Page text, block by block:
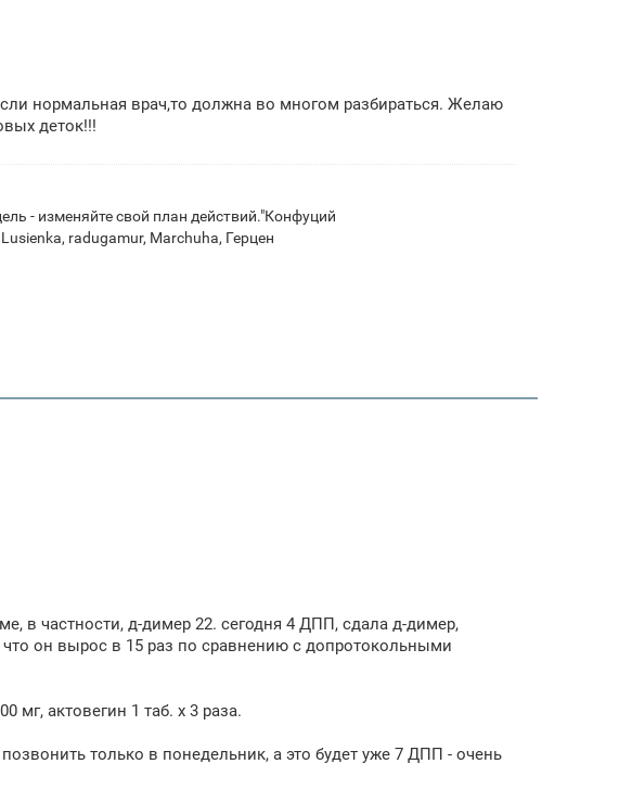
нормальная врач,то должна во многом разбираться. Желаю
деток!!!
- изменяйте свой план действий."Конфуций
radugamur, Marchuha, Герцен
в частности, д-димер 22. сегодня 4 ДПП, сдала д-димер,
что он вырос в 15 раз по сравнению с допротокольными
мг, актовегин 1 таб. х 3 раза.
только в понедельник, а это будет уже 7 ДПП - очень